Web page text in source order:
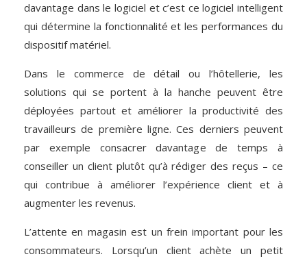
davantage dans le logiciel et c’est ce logiciel intelligent
qui détermine la fonctionnalité et les performances du
dispositif matériel.
Dans le commerce de détail ou l’hôtellerie, les
solutions qui se portent à la hanche peuvent être
déployées partout et améliorer la productivité des
travailleurs de première ligne. Ces derniers peuvent
par exemple consacrer davantage de temps à
conseiller un client plutôt qu’à rédiger des reçus – ce
qui contribue à améliorer l’expérience client et à
augmenter les revenus.
L’attente en magasin est un frein important pour les
consommateurs. Lorsqu’un client achète un petit